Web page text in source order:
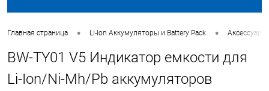
Главная страница • Li-Ion Аккумуляторы и Battery Pack • Аксессуары
BW-TY01 V5 Индикатор емкости для
Li-Ion/Ni-Mh/Pb аккумуляторов